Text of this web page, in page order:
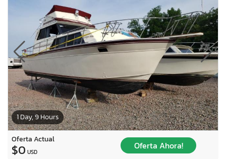
1 Day, 9 Hours
Oferta Actual
$0 USD
Oferta Ahora!